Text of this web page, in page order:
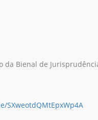
da Bienal de
SXweotdQMtEpxWp4A